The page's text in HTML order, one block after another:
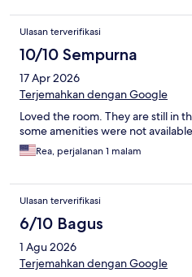
Ulasan terverifikasi
10/10 Sempurna
17 Apr 2026
Terjemahkan dengan Google
Loved the room. They are still in
some amenities were not
Rea, perjalanan 1 malam
Ulasan terverifikasi
6/10 Bagus
1 Agu 2026
Terjemahkan dengan Google